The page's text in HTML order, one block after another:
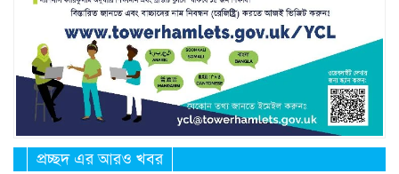
প্রচ্ছদ এর আরও খবর